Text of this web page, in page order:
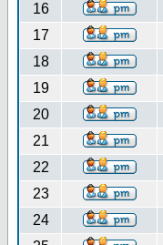
16
17
18
19
20
21
22
23
24